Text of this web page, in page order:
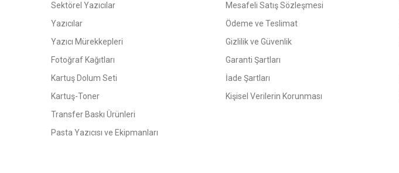
Sektörel Yazıcılar
Yazıcılar
Yazıcı Mürekkepleri
Fotoğraf Kağıtları
Kartuş Dolum Seti
Kartuş-Toner
Transfer Baskı Ürünleri
Pasta Yazıcısı ve Ekipmanları
Mesafeli Satış Sözleşmesi
Ödeme ve Teslimat
Gizlilik ve Güvenlik
Garanti Şartları
İade Şartları
Kişisel Verilerin Korunması